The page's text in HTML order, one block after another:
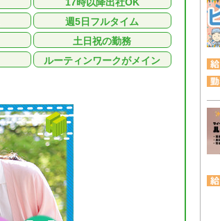
週5日フルタイム
土日祝の勤務
ルーティンワークがメイン